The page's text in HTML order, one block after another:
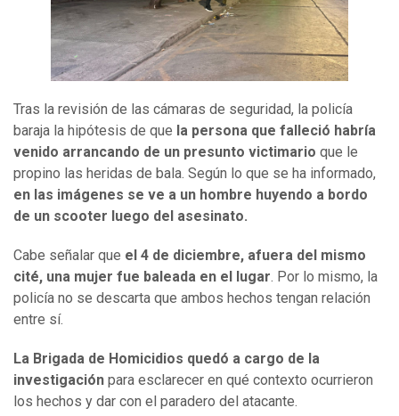
Tras la revisión de las cámaras de seguridad, la policía
baraja la hipótesis de que la persona que falleció habría
venido arrancando de un presunto victimario que le
propino las heridas de bala. Según lo que se ha informado,
en las imágenes se ve a un hombre huyendo a bordo
de un scooter luego del asesinato.
Cabe señalar que el 4 de diciembre, afuera del mismo
cité, una mujer fue baleada en el lugar. Por lo mismo, la
policía no se descarta que ambos hechos tengan relación
entre sí.
La Brigada de Homicidios quedó a cargo de la
investigación para esclarecer en qué contexto ocurrieron
los hechos y dar con el paradero del atacante.